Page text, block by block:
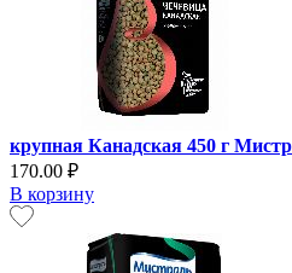
крупная Канадская 450 г
170.00 ₽
В корзину